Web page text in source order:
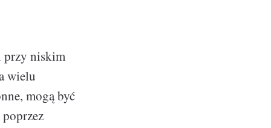
przy niskim
wielu
mogą być